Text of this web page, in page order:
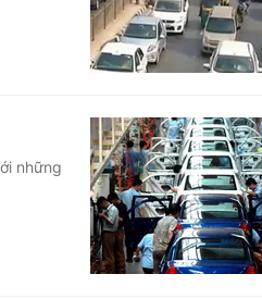
những